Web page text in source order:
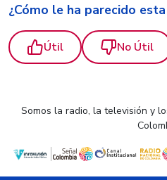
¿Cómo le ha parecido
Útil No Útil
Somos la radio, la televisión y